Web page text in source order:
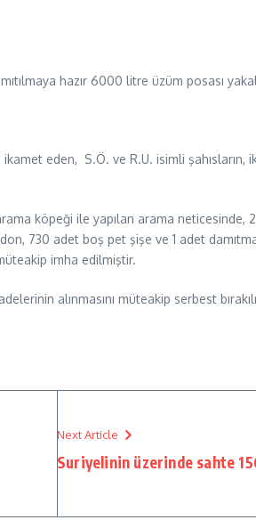
hazır 6000 litre üzüm posası
eden, S.Ö. ve R.U. isimli şahısların,
köpeği ile yapılan arama neticesinde,
730 adet boş pet şişe ve 1 adet
imha edilmiştir.
alınmasını müteakip serbest
Next Article
Suriyelinin üzerinde sahte